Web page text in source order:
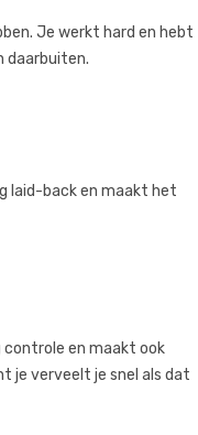
Je werkt hard en hebt
daarbuiten.
laid-back en maakt het
controle en maakt ook
je verveelt je snel als dat